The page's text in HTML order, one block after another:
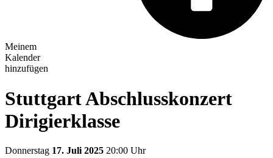
Meinem
Kalender
hinzufügen
Stuttgart Abschlusskonzert
Dirigierklasse
Donnerstag 17. Juli 2025 20:00 Uhr